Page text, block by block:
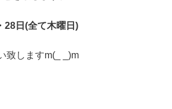
28日(全て木曜日)
致しますm(_ _)m